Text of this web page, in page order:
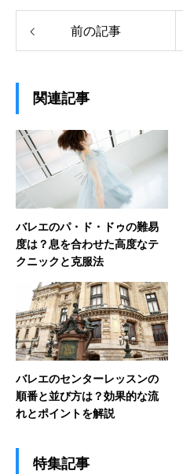
前の記事
関連記事
バレエのパ・ド・ドゥの難易
度は？息を合わせた高度なテ
クニックと克服法
バレエのセンターレッスンの
順番と並び方は？効果的な流
れとポイントを解説
特集記事